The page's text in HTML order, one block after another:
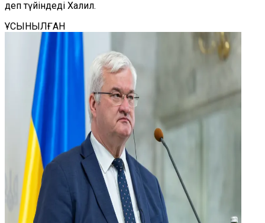
дептүйіндеді Халил.
ҰСЫНЫЛҒАН